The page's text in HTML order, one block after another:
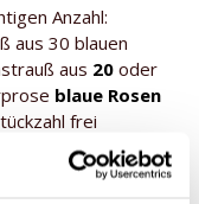
Anzahl:
aus 30 blauen
aus 20 oder
blaue Rosen
frei
speziellen
auf unsere